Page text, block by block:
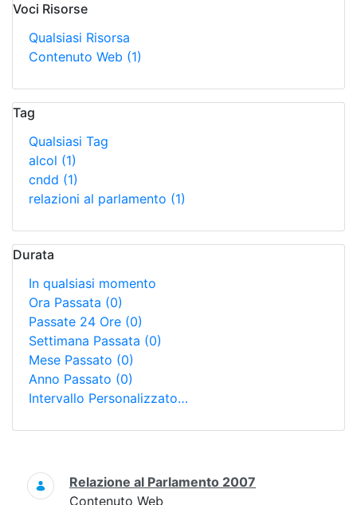
Voci Risorse
Qualsiasi Risorsa
Contenuto Web (1)
Tag
Qualsiasi Tag
alcol (1)
cndd (1)
relazioni al parlamento (1)
Durata
In qualsiasi momento
Ora Passata (0)
Passate 24 Ore (0)
Settimana Passata (0)
Mese Passato (0)
Anno Passato (0)
Intervallo Personalizzato…
Ricerca
Relazione al Parlamento 2007
Contenuto Web